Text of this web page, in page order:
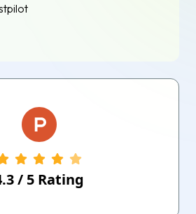
/ 5 Rating